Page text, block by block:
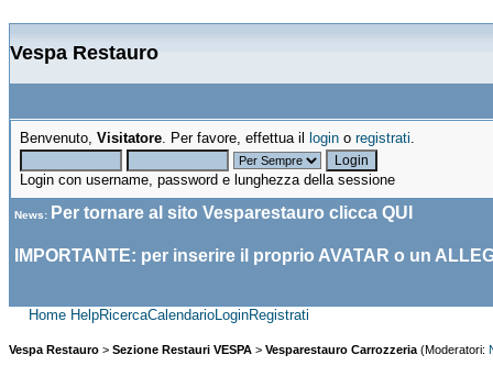
Vespa Restauro
Benvenuto, Visitatore. Per favore, effettua il login o registrati.
Login con username, password e lunghezza della sessione
News: Per tornare al sito Vesparestauro clicca QUI
IMPORTANTE: per inserire il proprio AVATAR o un
Home HelpRicercaCalendarioLoginRegistrati
Vespa Restauro > Sezione Restauri VESPA > Vesparestauro Carrozzeria (Moderatori: